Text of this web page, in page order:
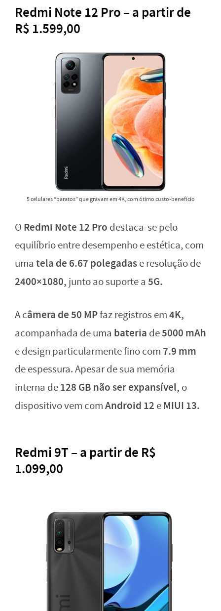
Redmi Note 12 Pro – a partir de
R$ 1.599,00
5 celulares “baratos” que gravam em 4K, com ótimo custo-benefício
O Redmi Note 12 Pro destaca-se pelo
equilíbrio entre desempenho e estética, com
uma tela de 6.67 polegadase resolução de
2400×1080, junto ao suporte a 5G.
A câmera de 50 MPfaz registros em4K,
acompanhada de uma bateria de5000 mAh
e design particularmente fino com 7.9 mm
de espessura. Apesar de sua memória
interna de128 GB não ser expansível, o
dispositivo vem comAndroid 12 eMIUI 13.
Redmi 9T – a partir de R$
1.099,00